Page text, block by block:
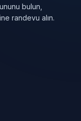
bulun,
randevu alın.